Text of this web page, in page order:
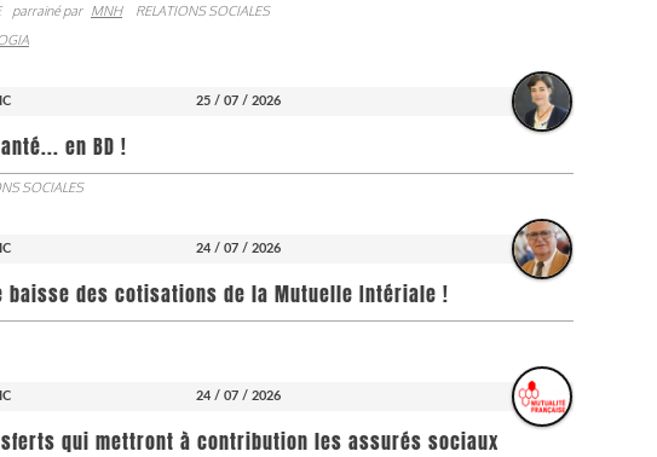
parrainé par MNH
RELATIONS SOCIALES
25 / 07 / 2026
en BD !
SOCIALES
24 / 07 / 2026
baisse des cotisations de la Mutuelle Intériale !
24 / 07 / 2026
qui mettront à contribution les assurés sociaux